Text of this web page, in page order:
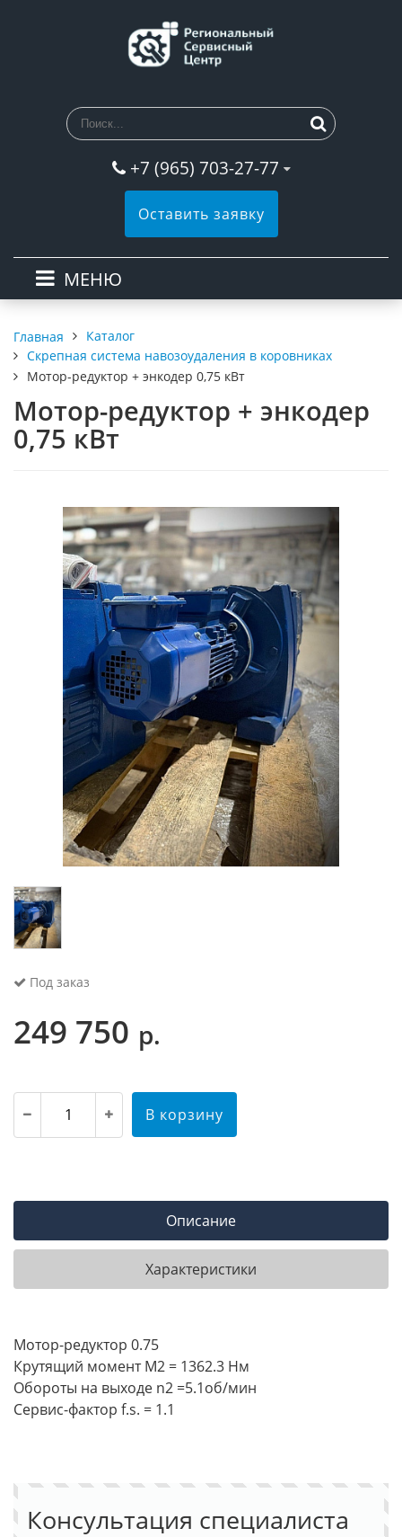
+7 (965) 703-27-77
Оставить заявку
МЕНЮ
Главная
Каталог
Скрепная система навозоудаления в коровниках
Мотор-редуктор + энкодер 0,75 кВт
Мотор-редуктор + энкодер
0,75 кВт
Под заказ
249 750 р.
В корзину
Описание
Характеристики
Мотор-редуктор 0.75
Крутящий момент М2 = 1362.3 Нм
Обороты на выходе n2 =5.1об/мин
Сервис-фактор f.s. = 1.1
Консультация специалиста